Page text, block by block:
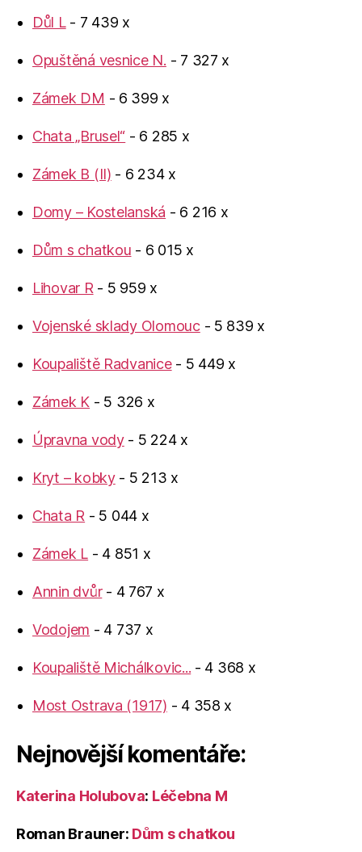
Důl L- 7 439 x
Opuštěná vesnice N. - 7 327 x
Zámek DM - 6 399 x
Chata „Brusel“ - 6 285 x
Zámek B (II) - 6 234 x
Domy – Kostelanská - 6 216 x
Dům s chatkou - 6 015 x
Lihovar R - 5 959 x
Vojenské sklady Olomouc- 5 839 x
Koupaliště Radvanice- 5 449 x
Zámek K - 5 326 x
Úpravna vody- 5 224 x
Kryt – kobky- 5 213 x
Chata R - 5 044 x
Zámek L - 4 851 x
Annin dvůr- 4 767 x
Vodojem - 4 737 x
Koupaliště Michálkovic... - 4 368 x
Most Ostrava (1917) - 4 358 x
Nejnovější komentáře:
Katerina Holubova: Léčebna M
Roman Brauner: Dům s chatkou